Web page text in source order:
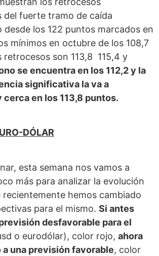
del fuerte tramo de caída
desde los 122 puntos marcados en
mínimos en octubre de los 108,7
retrocesos son 113,8 115,4 y
se encuentra en los 112,2 y la
significativa la va a
en los 113,8 puntos.
DÓLAR
esta semana nos vamos a
más para analizar la evolución
recientemente hemos cambiado
para el mismo. Si antes
desfavorable para el
o eurodólar), color rojo, ahora
a una previsión favorable, color